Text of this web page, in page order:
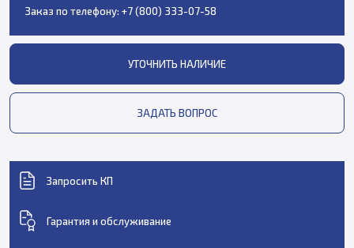
Заказ по телефону: +7 (800) 333-07-58
УТОЧНИТЬ НАЛИЧИЕ
ЗАДАТЬ ВОПРОС
Запросить КП
Гарантия и обслуживание